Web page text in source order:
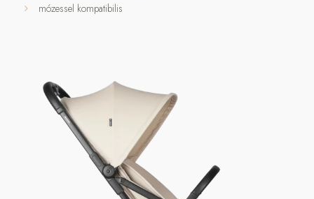
mózessel kompatibilis